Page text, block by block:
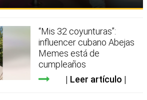
“Mis 32 coyunturas”:
influencer cubano Abejas
Memes está de
cumpleaños
Leer artículo